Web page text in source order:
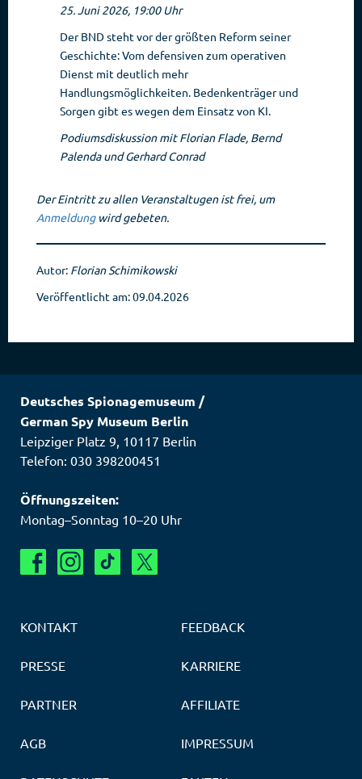
25. Juni 2026, 19:00 Uhr
Der BND steht vor der größten Reform seiner
Geschichte: Vom defensiven zum operativen
Dienst mit deutlich mehr
Handlungsmöglichkeiten. Bedenkenträger und
Sorgen gibt es wegen dem Einsatz von KI.
Podiumsdiskussion mit Florian Flade, Bernd
Palenda und Gerhard Conrad
Der Eintritt zu allen Veranstaltugen ist frei, um
Anmeldungwird gebeten.
Autor: Florian Schimikowski
Veröffentlicht am: 09.04.2026
Deutsches Spionagemuseum /
German Spy Museum Berlin
Leipziger Platz 9 10117 Berlin
Telefon: 030 398200451
Öffnungszeiten:
Montag–Sonntag 10–20 Uhr
KONTAKT FEEDBACK
PRESSE KARRIERE
PARTNER AFFILIATE
AGB IMPRESSUM